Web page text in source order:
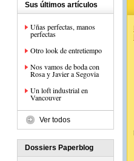
Sus últimos artículos
Uñas perfectas, manos
perfectas
Otro look de entretiempo
Nos vamos de boda con
Rosa y Javier a Segovia
Un loft industrial en
Vancouver
Ver todos
Dossiers Paperblog